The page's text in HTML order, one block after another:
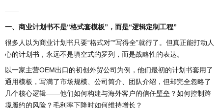
——
一、商业计划书不是“格式套模板”，而是“逻辑定制工程”
很多人以为商业计划书只要“格式对”“写得全”就行了。但真正能打动人
心的计划书，永远不是填空式的罗列，而是战略性的表达。
以一家主营OEM出口的初创外贸公司为例，他们最初的计划书套用了
通用模板，写满了市场规模、公司简介、团队介绍，但却完全忽略了
几个核心逻辑——他们如何构建与海外客户的信任壁垒？如何控制跨
境履约的风险？毛利率下降时如何维持增长？